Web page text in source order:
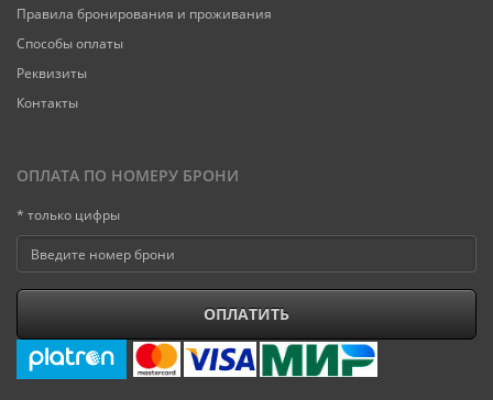
Правила бронирования и проживания
Способы оплаты
Реквизиты
Контакты
ОПЛАТА ПО НОМЕРУ БРОНИ
* только цифры
ОПЛАТИТЬ